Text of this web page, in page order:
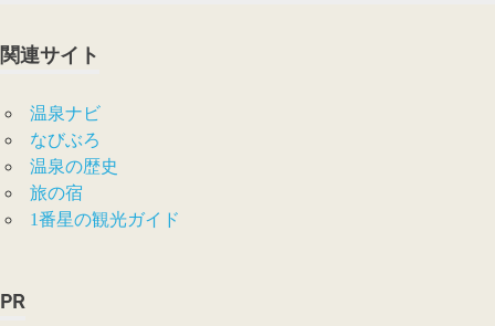
関連サイト
温泉ナビ
なびぶろ
温泉の歴史
旅の宿
1番星の観光ガイド
PR